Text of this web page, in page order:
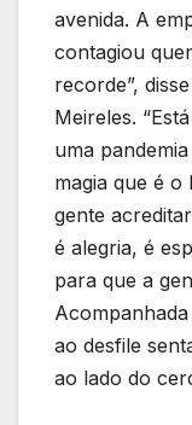
avenida. A
contagiou
recorde”,
Meireles.
uma
magia que é
gente
é alegria, é
para que a
ao desfile
ao lado do